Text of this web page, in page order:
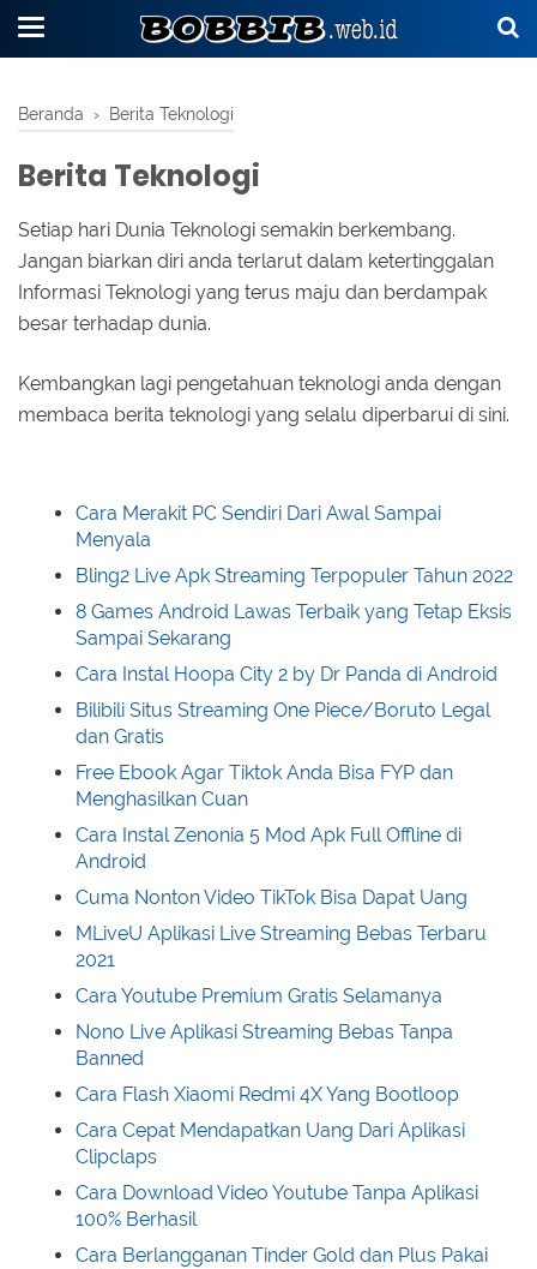
Beranda › Berita Teknologi
Berita Teknologi
Setiap hari Dunia Teknologi semakin berkembang.
Jangan biarkan diri anda terlarut dalam ketertinggalan
Informasi Teknologi yang terus maju dan berdampak
besar terhadap dunia.
Kembangkan lagi pengetahuan teknologi anda dengan
membaca berita teknologi yang selalu diperbarui di sini.
Cara Merakit PC Sendiri Dari Awal Sampai
Menyala
Bling2 Live Apk Streaming Terpopuler Tahun 2022
8 Games Android Lawas Terbaik yang Tetap Eksis
Sampai Sekarang
Cara Instal Hoopa City 2 by Dr Panda di Android
Bilibili Situs Streaming One Piece/Boruto Legal
dan Gratis
Free Ebook Agar Tiktok Anda Bisa FYP dan
Menghasilkan Cuan
Cara Instal Zenonia 5 Mod Apk Full Offline di
Android
Cuma Nonton Video TikTok Bisa Dapat Uang
MLiveU Aplikasi Live Streaming Bebas Terbaru
2021
Cara Youtube Premium Gratis Selamanya
Nono Live Aplikasi Streaming Bebas Tanpa
Banned
Cara Flash Xiaomi Redmi 4X Yang Bootloop
Cara Cepat Mendapatkan Uang Dari Aplikasi
Clipclaps
Cara Download Video Youtube Tanpa Aplikasi
100% Berhasil
Cara Berlangganan Tinder Gold dan Plus Pakai